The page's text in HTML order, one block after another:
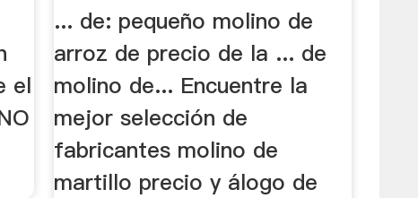
el
... de: pequeño molino de
arroz de precio de la ... de
molino de... Encuentre la
mejor selección de
fabricantes molino de
martillo precio y álogo de